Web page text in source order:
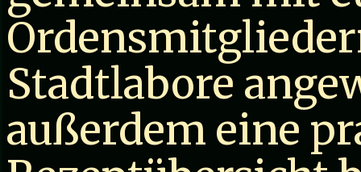
Stadtlabore
außerdem eine